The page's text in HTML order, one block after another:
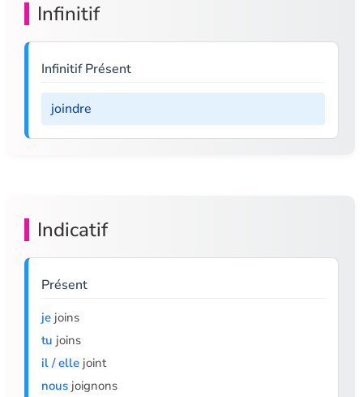
Infinitif
Infinitif Présent
joindre
Indicatif
Présent
je joins
tu joins
il / elle joint
nous joignons